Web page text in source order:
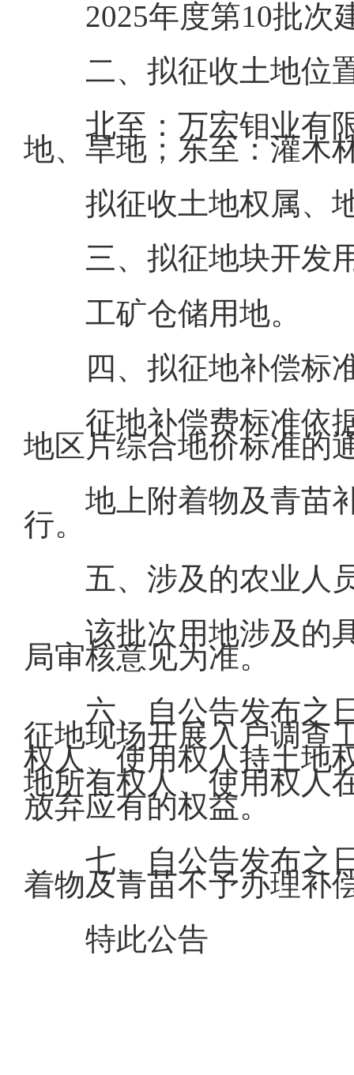
2025年度第10批次
二、拟征收土地位
北至：万宏钼业有
地、旱地；东至：灌木
拟征收土地权属、
三、拟征地块开发
工矿仓储用地。
四、拟征地补偿标
征地补偿费标准依
地区片综合地价标准的
地上附着物及青苗
行。
五、涉及的农业人
该批次用地涉及的
局审核意见为准。
六、自公告发布之
征地现场开展入户调查
权人、使用权人持土地
地所有权人、使用权人
放弃应有的权益。
七、自公告发布之
着物及青苗不予办理补
特此公告